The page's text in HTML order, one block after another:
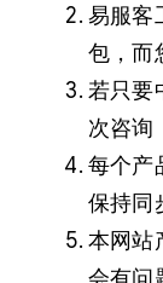
易服客
包，而
若只要
次咨询
每个产
保持同
本网站
会有问